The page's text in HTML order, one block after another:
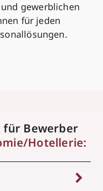
gewerblichen
für jeden
für Bewerber
Hotellerie: